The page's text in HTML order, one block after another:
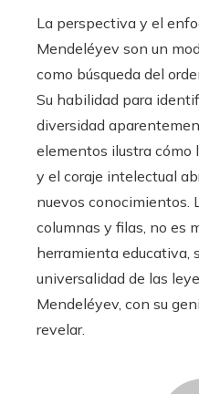
La perspectiva y el
Mendeléyev son un
como búsqueda del
Su habilidad para
diversidad
elementos ilustra cómo
y el coraje intelectual
nuevos conocimientos.
columnas y filas, no es
herramienta educativa,
universalidad de las
Mendeléyev, con su
revelar.